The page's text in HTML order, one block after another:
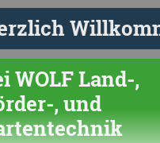
WOLF Land-,
, und